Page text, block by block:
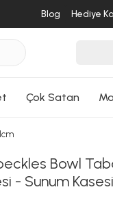
Blog Hediye
Çok Satan
Bowl
- Sunum